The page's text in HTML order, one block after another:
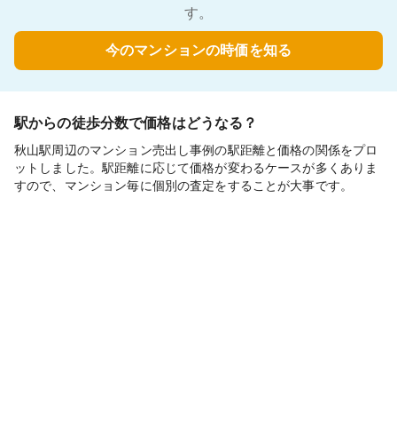
す。
今のマンションの時価を知る
駅からの徒歩分数で価格はどうなる？
秋山駅周辺のマンション売出し事例の駅距離と価格の関係をプロ
ットしました。駅距離に応じて価格が変わるケースが多くありま
すので、マンション毎に個別の査定をすることが大事です。